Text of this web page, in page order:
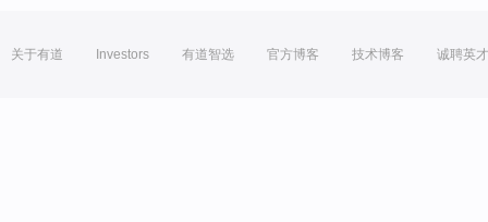
关于有道 Investors 有道智选 官方博客 技术博客 诚聘英才